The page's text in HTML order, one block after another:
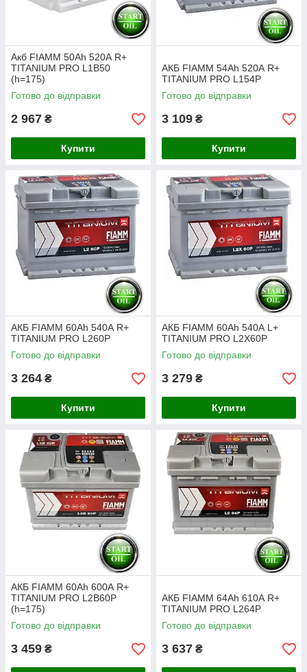
Акб FIAMM 50Ah 520А R+
TITANIUM PRO L1B50
(h=175)
Готово до відправки
2 967 ₴
Купити
АКБ FIAMM 54Ah 520А R+
TITANIUM PRO L154P
Готово до відправки
3 109 ₴
Купити
АКБ FIAMM 60Ah 540А R+
TITANIUM PRO L260P
Готово до відправки
3 264 ₴
Купити
АКБ FIAMM 60Ah 540А L+
TITANIUM PRO L2X60P
Готово до відправки
3 279 ₴
Купити
АКБ FIAMM 60Ah 600А R+
TITANIUM PRO L2B60P
(h=175)
Готово до відправки
3 459 ₴
АКБ FIAMM 64Ah 610А R+
TITANIUM PRO L264P
Готово до відправки
3 637 ₴